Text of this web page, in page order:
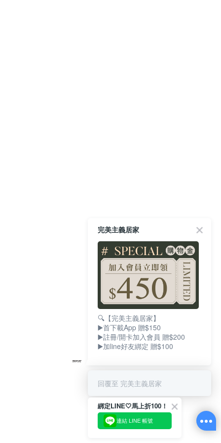
完美主義居家
🔍【完美主義居家】
▶️首下載App 贈$150
▶️註冊/開卡加入會員 贈$200
▶️加line好友綁定 贈$100
回覆至 完美主義居家
綁定LINE🤍馬上折100！
連結 LINE 帳號